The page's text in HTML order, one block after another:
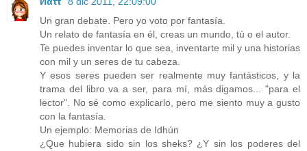
Un gran debate. Pero yo voto por fantasía.
Un relato de fantasía en él, creas un mundo, tú o el autor.
Te puedes inventar lo que sea, inventarte mil y una historias
con mil y un seres de tu cabeza.
Y esos seres pueden ser realmente muy fantásticos, y la
trama del libro va a ser, para mí, más digamos... "para el
lector". No sé como explicarlo, pero me siento muy a gusto
con la fantasía.
Un ejemplo: Memorias de Idhún
¿Que hubiera sido sin los sheks? ¿Y sin los poderes del